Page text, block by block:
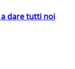
dare tutti noi